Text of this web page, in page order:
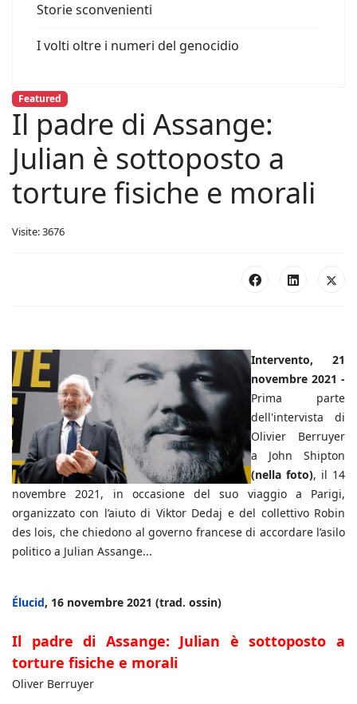
Storie sconvenienti
I volti oltre i numeri del genocidio
Featured
Il padre di Assange:
Julian è sottoposto a
torture fisiche e morali
Visite: 3676
Intervento, 21
novembre 2021 -
Prima parte
dell'intervista di
Olivier Berruyer
a John Shipton
(nella foto), il 14
novembre 2021, in occasione del suo viaggio a Parigi,
organizzato con l’aiuto di Viktor Dedaj e del collettivo Robin
des lois, che chiedono al governo francese di accordare l’asilo
politico a Julian Assange...
Élucid, 16 novembre 2021 (trad. ossin)
Il padre di Assange: Julian è sottoposto a
torture fisiche e morali
Oliver Berruyer